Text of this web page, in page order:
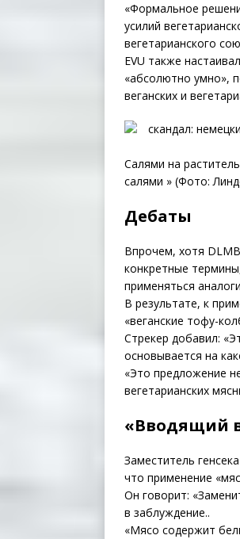
«Формальное
усилий
вегетарианского
EVU также
«абсолютно умно»,
веганских и
Салями на
салями » (Фото:
Дебаты
Впрочем, хотя
конкретные
применяться
В результате, к
«веганские тофу-
Стрекер добавил:
основывается на
«Это предложение
вегетарианских
«Вводящий
Заместитель
что применение
Он говорит:
в заблуждение..
«Мясо содержит